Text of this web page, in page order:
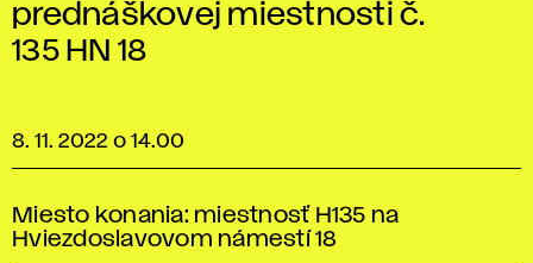
prednáškovej miestnosti č.
135 HN 18
8. 11. 2022 o 14.00
Miesto konania: miestnosť H135 na
Hviezdoslavovom námestí 18